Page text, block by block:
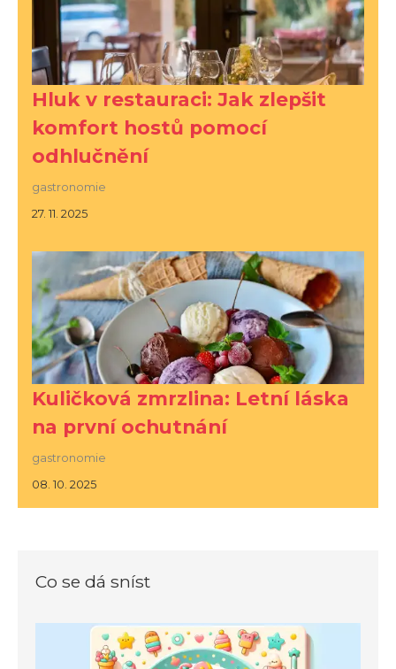
Hluk v restauraci: Jak zlepšit
komfort hostů pomocí
odhlučnění
gastronomie
27. 11. 2025
Kuličková zmrzlina: Letní láska
na první ochutnání
gastronomie
08. 10. 2025
Co se dá sníst